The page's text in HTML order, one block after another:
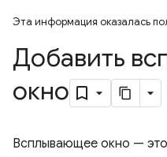
Эта информация оказалась
Добавить
окно
Всплывающее окно —